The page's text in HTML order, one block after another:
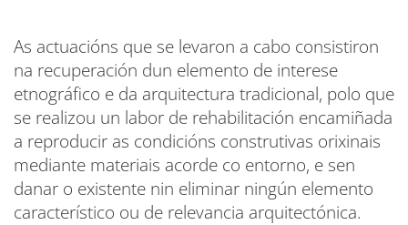
As actuacións que se levaron a cabo consistiron
na recuperación dun elemento de interese
etnográfico e da arquitectura tradicional, polo que
se realizou un labor de rehabilitación encamiñada
a reproducir as condicións construtivas orixinais
mediante materiais acorde co entorno, e sen
danar o existente nin eliminar ningún elemento
característico ou de relevancia arquitectónica.